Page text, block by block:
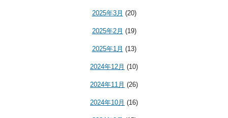
2025年3月 (20)
2025年2月 (19)
2025年1月 (13)
2024年12月 (10)
2024年11月 (26)
2024年10月 (16)